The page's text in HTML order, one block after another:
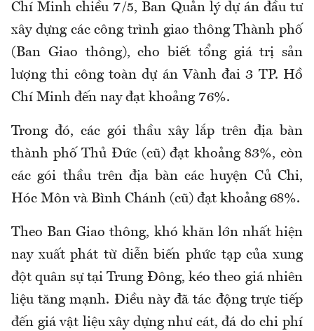
Chí Minh chiều 7/5, Ban Quản lý dự án đầu tư
xây dựng các công trình giao thông Thành phố
(Ban Giao thông), cho biết tổng giá trị sản
lượng thi công toàn dự án Vành đai 3 TP. Hồ
Chí Minh đến nay đạt khoảng 76%.
Trong đó, các gói thầu xây lắp trên địa bàn
thành phố Thủ Đức (cũ) đạt khoảng 83%, còn
các gói thầu trên địa bàn các huyện Củ Chi,
Hóc Môn và Bình Chánh (cũ) đạt khoảng 68%.
Theo Ban Giao thông, khó khăn lớn nhất hiện
nay xuất phát từ diễn biến phức tạp của xung
đột quân sự tại Trung Đông, kéo theo giá nhiên
liệu tăng mạnh. Điều này đã tác động trực tiếp
đến giá vật liệu xây dựng như cát, đá do chi phí